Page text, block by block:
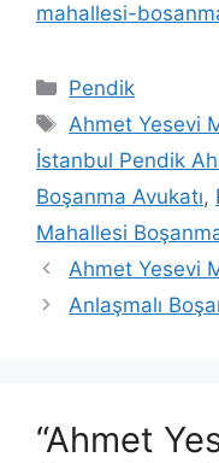
mahallesi-
Kategoriler
Pendik
Etiketler
Ahmet Yesevi
İstanbul Pendik
Boşanma Avukatı,
Mahallesi
Ahmet Yesevi
Anlaşmalı
“Ahmet